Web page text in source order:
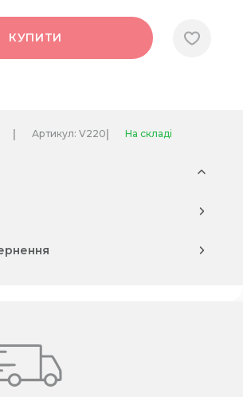
КУПИТИ
| Артикул: V220| На складі